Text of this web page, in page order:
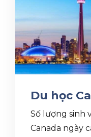
Du học
Số lượng sinh
Canada ngày